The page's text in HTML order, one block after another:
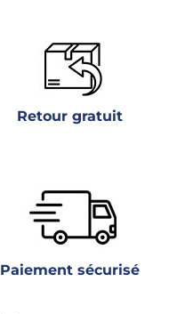
Retour gratuit
Paiement sécurisé